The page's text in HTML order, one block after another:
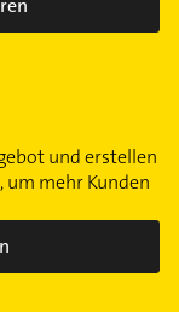
und erstellen
um mehr Kunden